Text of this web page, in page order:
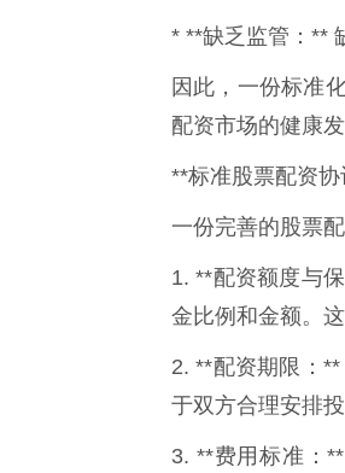
* **缺乏监管：**
因此，一份标准
配资市场的健康发
**标准股票配资
一份完善的股票
1. **配资额度与
金比例和金额。
2. **配资期限：
于双方合理安排
3. **费用标准：